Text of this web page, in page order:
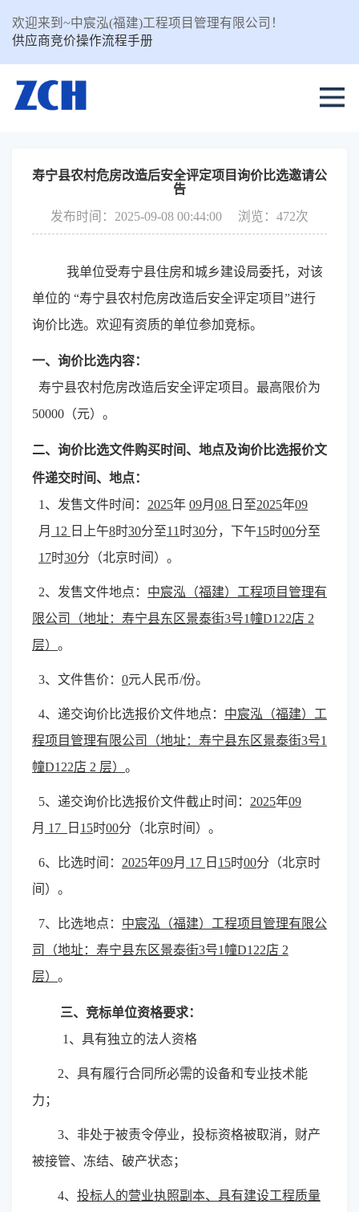
欢迎来到~中宸泓(福建)工程项目管理有限公司！
供应商竞价操作流程手册
寿宁县农村危房改造后安全评定项目询价比选邀请公
告
发布时间：2025-09-08 00:44:00
浏览：472次
我单位受寿宁县住房和城乡建设局委托，对该
单位的 “寿宁县农村危房改造后安全评定项目”进行
询价比选。欢迎有资质的单位参加竞标。
一、 询价比选内容：
寿宁县农村危房改造后安全评定项目。最高限价为
50000 （元）。
二、询价比选文件购买时间、地点及询价比选报价文
件递交时间、地点：
1 、发售文件时间： 2025年 09月 08 日至2025年09
月 12 日上午8时30分至11 时30分，下午15时00分至
17时30分（北京时间）。
2、发售文件地点： 中宸泓（福建）工程项目管理有
限公司
（地址： 寿宁县东区景泰街3号1 幢D122店 2
层） 。
3、文件售价： 0元人民币/份。
4、递交询价比选报价文件地点： 中宸泓（福建）工
程项目管理有限公司
（地址： 寿宁县东区景泰街3号1
幢D122店 2 层） 。
5、递交询价比选报价文件截止时间： 2025年09
月 17 日 15时00分（北京时间）。
6、比选时间： 2025年09月 17 日 15时00分（北京时
间）。
7、比选地点： 中宸泓（福建）工程项目管理有限公
司
（地址： 寿宁县东区景泰街3号1 幢D122店 2
层） 。
三、竞标单位资格要求：
1 、具有独立的法人资格
2、具有履行合同所必需的设备和专业技术能
力；
3、非处于被责令停业，投标资格被取消，财产
被接管、冻结、破产状态；
4、 投标人的营业执照副本、具有建设工程质量